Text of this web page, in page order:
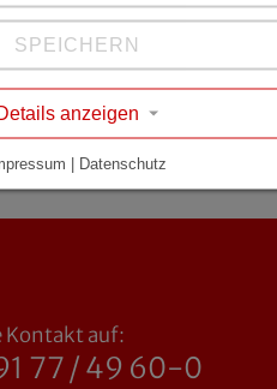
überfahr- und
Kontakt auf:
77 / 49 60-0
SPEICHERN
anzeigen
| Datenschutz